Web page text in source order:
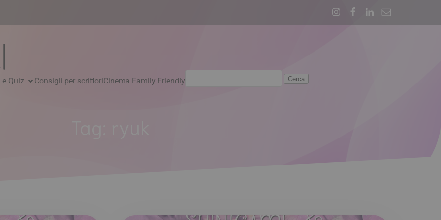
e Quiz Consigli per scrittoriCinema Family Friendlyper: